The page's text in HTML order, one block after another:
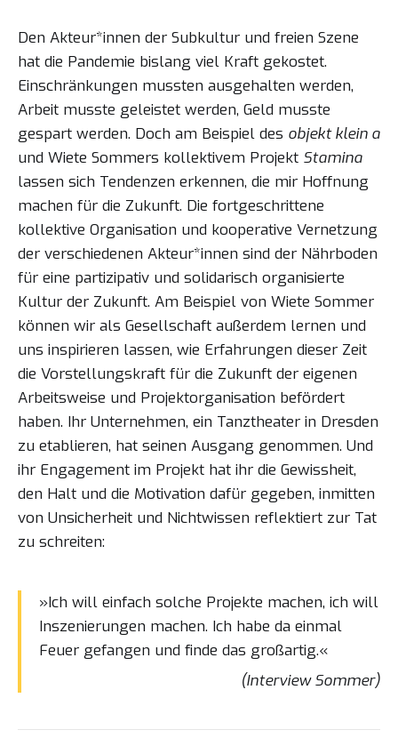
Den Akteur*innen der Subkultur und freien Szene
hat die Pandemie bislang viel Kraft gekostet.
Einschränkungen mussten ausgehalten werden,
Arbeit musste geleistet werden, Geld musste
gespart werden. Doch am Beispiel des objekt klein a
und Wiete Sommers kollektivem Projekt Stamina
lassen sich Tendenzen erkennen, die mir Hoffnung
machen für die Zukunft. Die fortgeschrittene
kollektive Organisation und kooperative Vernetzung
der verschiedenen Akteur*innen sind der Nährboden
für eine partizipativ und solidarisch organisierte
Kultur der Zukunft. Am Beispiel von Wiete Sommer
können wir als Gesellschaft außerdem lernen und
uns inspirieren lassen, wie Erfahrungen dieser Zeit
die Vorstellungskraft für die Zukunft der eigenen
Arbeitsweise und Projektorganisation befördert
haben. Ihr Unternehmen, ein Tanztheater in Dresden
zu etablieren, hat seinen Ausgang genommen. Und
ihr Engagement im Projekt hat ihr die Gewissheit,
den Halt und die Motivation dafür gegeben, inmitten
von Unsicherheit und Nichtwissen reflektiert zur Tat
zu schreiten:
»Ich will einfach solche Projekte machen, ich will
Inszenierungen machen. Ich habe da einmal
Feuer gefangen und finde das großartig.«
(Interview Sommer)